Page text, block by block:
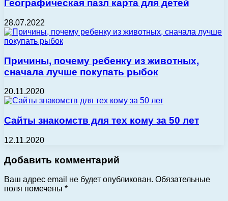
Географическая пазл карта для детей
28.07.2022
Причины, почему ребенку из животных,
сначала лучше покупать рыбок
20.11.2020
Сайты знакомств для тех кому за 50 лет
12.11.2020
Добавить комментарий
Ваш адрес email не будет опубликован. Обязательные
поля помечены *